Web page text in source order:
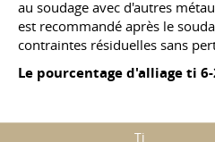
au soudage avec d'autres
est recommandé après le
contraintes résiduelles sans
Le pourcentage d'alliage ti
Ti